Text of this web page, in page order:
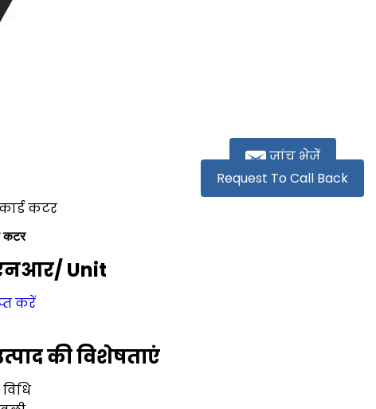
जांच भेजें
Request To Call Back
कटर
कटर
/ Unit
करें
की विशेषताएं